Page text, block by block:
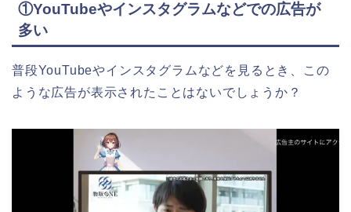
①YouTubeやインスタグラムなどでの広告が
多い
普段YouTubeやインスタグラムなどを見るとき、この
ような広告が表示されたことはないでしょうか？